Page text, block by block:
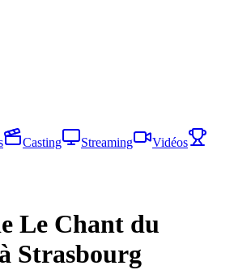
Casting Streaming
Vidéos
Le Chant du
Strasbourg